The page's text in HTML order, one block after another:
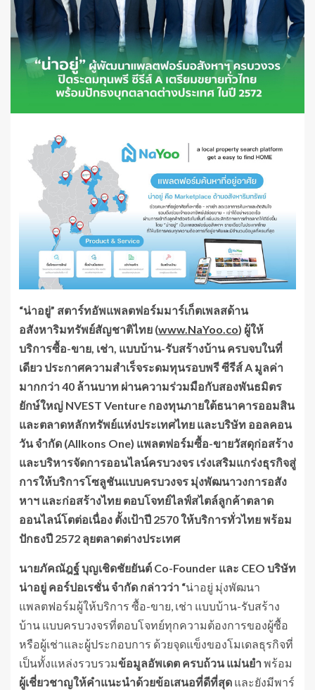
“น่าอยู่” สตาร์ทอัพแพลตฟอร์มมาร์เก็ตเพลสด้าน
อสังหาริมทรัพย์สัญชาติไทย (www.NaYoo.co) ผู้ให้
บริการซื้อ-ขาย, เช่า, แบบบ้าน-รับสร้างบ้าน ครบจบในที่
เดียว ประกาศความสำเร็จระดมทุนรอบพรี ซีรีส์ A มูลค่า
มากกว่า 40 ล้านบาท ผ่านความร่วมมือกับสองพันธมิตร
ยักษ์ใหญ่ NVEST Venture กองทุนภายใต้ธนาคารออมสิน
และตลาดหลักทรัพย์แห่งประเทศไทย และบริษัท ออลคอน
วัน จำกัด (Allkons One) แพลตฟอร์มซื้อ-ขายวัสดุก่อสร้าง
และบริหารจัดการออนไลน์ครบวงจร เร่งเสริมแกร่งธุรกิจสู่
การให้บริการโซลูชันแบบครบวงจร มุ่งพัฒนาวงการอสัง
หาฯ และก่อสร้างไทย ตอบโจทย์ไลฟ์สไตล์ลูกค้าตลาด
ออนไลน์โตต่อเนื่อง ตั้งเป้าปี 2570 ให้บริการทั่วไทย พร้อม
ปักธงปี 2572 ลุยตลาดต่างประเทศ
นายภัคณัฎฐ์ บุญเชิดชัยยันต์ Co-Founder และ CEO บริษัท
น่าอยู่ คอร์ปอเรชั่น จำกัด กล่าวว่า “น่าอยู่ มุ่งพัฒนา
แพลตฟอร์มผู้ให้บริการ ซื้อ-ขาย, เช่า แบบบ้าน-รับสร้าง
บ้าน แบบครบวงจรที่ตอบโจทย์ทุกความต้องการของผู้ซื้อ
หรือผู้เช่าและผู้ประกอบการ ด้วยจุดแข็งของโมเดลธุรกิจที่
เป็นทั้งแหล่งรวบรวมข้อมูลอัพเดต ครบถ้วน แม่นยำ พร้อม
ผู้เชี่ยวชาญให้คำแนะนำด้วยข้อเสนอที่ดีที่สุด และยังมีพาร์